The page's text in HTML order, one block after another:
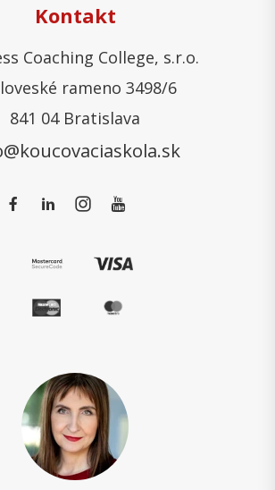
Kontakt
Coaching College, s.r.o.
rameno 3498/6
841 04 Bratislava